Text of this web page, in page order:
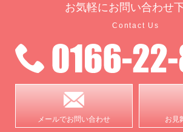
お気軽にお問い合わせ
Contact Us
メールでお問い合わせ お見